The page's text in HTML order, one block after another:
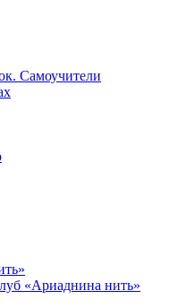
Самоучители
«Ариаднина нить»